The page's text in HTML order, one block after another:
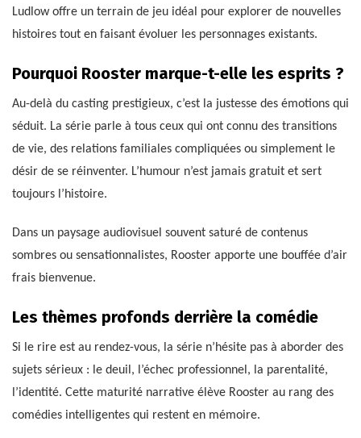
Ludlow offre un terrain de jeu idéal pour explorer de nouvelles
histoires tout en faisant évoluer les personnages existants.
Pourquoi Rooster marque-t-elle les esprits ?
Au-delà du casting prestigieux, c’est la justesse des émotions qui
séduit. La série parle à tous ceux qui ont connu des transitions
de vie, des relations familiales compliquées ou simplement le
désir de se réinventer. L’humour n’est jamais gratuit et sert
toujours l’histoire.
Dans un paysage audiovisuel souvent saturé de contenus
sombres ou sensationnalistes, Rooster apporte une bouffée d’air
frais bienvenue.
Les thèmes profonds derrière la comédie
Si le rire est au rendez-vous, la série n’hésite pas à aborder des
sujets sérieux : le deuil, l’échec professionnel, la parentalité,
l’identité. Cette maturité narrative élève Rooster au rang des
comédies intelligentes qui restent en mémoire.